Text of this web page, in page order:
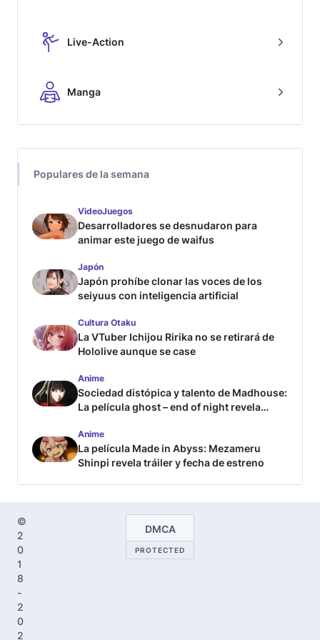
Live-Action
Manga
Populares de la semana
VideoJuegos
Desarrolladores se desnudaron para
animar este juego de waifus
Japón
Japón prohíbe clonar las voces de los
seiyuus con inteligencia artificial
Cultura Otaku
La VTuber Ichijou Ririka no se retirará de
Hololive aunque se case
Anime
Sociedad distópica y talento de Madhouse:
La película ghost – end of night revela
Anime
La película Made in Abyss: Mezameru
Shinpi revela tráiler y fecha de estreno
©
2
0
1
8
-
2
0
2
DMCA
PROTECTED